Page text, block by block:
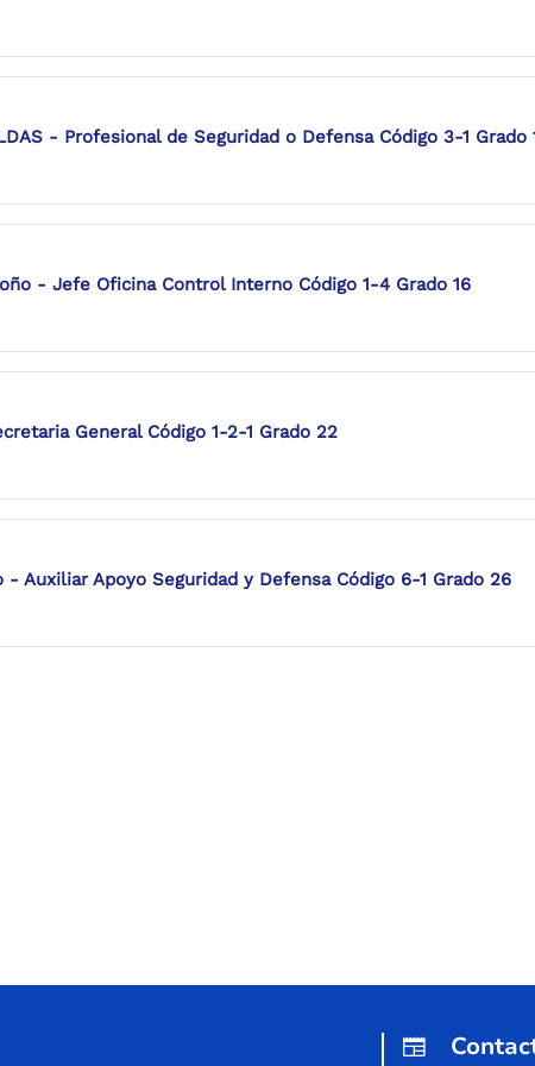
- Profesional de Seguridad o Defensa Código 3-1 Grado
- Jefe Oficina Control Interno Código 1-4 Grado 16
General Código 1-2-1 Grado 22
- Auxiliar Apoyo Seguridad y Defensa Código 6-1 Grado 26